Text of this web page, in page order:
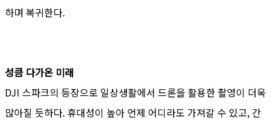
하며 복귀한다.
성큼 다가온 미래
DJI 스파크의 등장으로 일상생활에서 드론을 활용한 촬영이 더욱
많아질 듯하다. 휴대성이 높아 언제 어디라도 가져갈 수 있고, 간